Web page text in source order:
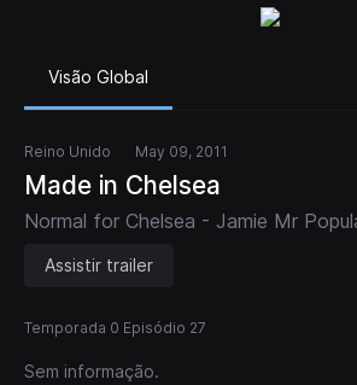
Visão Global
Reino Unido May 09, 2011
Made in Chelsea
Normal for Chelsea - Jamie Mr
Assistir trailer
Temporada 0 Episódio 27
Sem informação.